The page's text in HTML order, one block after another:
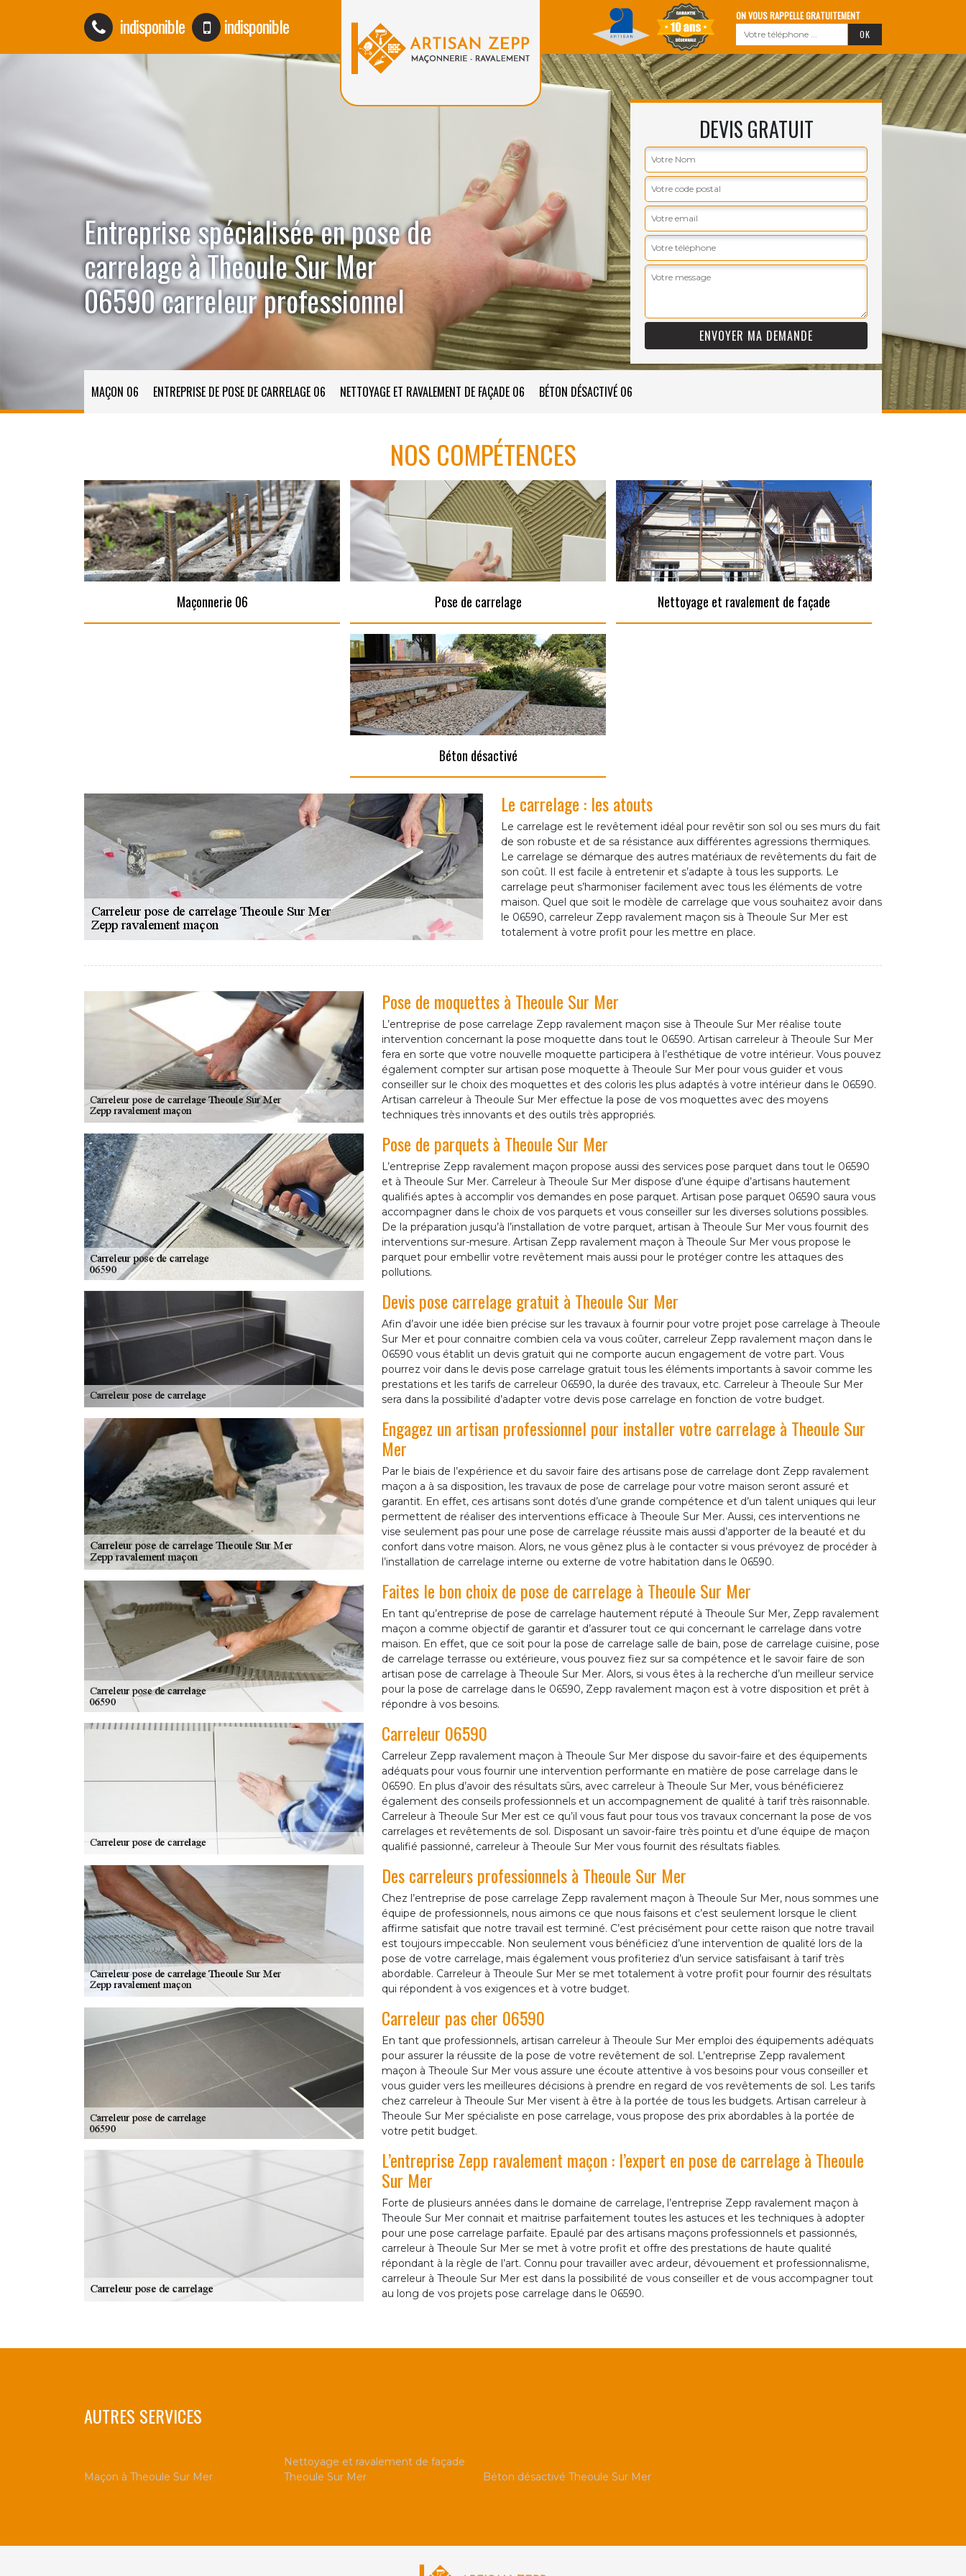
indisponible indisponible ON VOUS RAPPELLE GRATUITEMENT
Entreprise spécialisée en pose de
carrelage à Theoule Sur Mer
06590 carreleur professionnel
DEVIS GRATUIT
MAÇON 06 ENTREPRISE DE POSE DE CARRELAGE 06 NETTOYAGE ET RAVALEMENT DE FAÇADE 06 BÉTON DÉSACTIVÉ 06
NOS COMPÉTENCES
Maçonnerie 06 Pose de carrelage Nettoyage et ravalement de façade
Béton désactivé
Le carrelage : les atouts
Le carrelage est le revêtement idéal pour revêtir son sol ou ses murs du fait
de son robuste et de sa résistance aux différentes agressions thermiques.
Le carrelage se démarque des autres matériaux de revêtements du fait de
son coût. Il est facile à entretenir et s’adapte à tous les supports. Le
carrelage peut s’harmoniser facilement avec tous les éléments de votre
maison. Quel que soit le modèle de carrelage que vous souhaitez avoir dans
le 06590, carreleur Zepp ravalement maçon sis à Theoule Sur Mer est
totalement à votre profit pour les mettre en place.
Pose de moquettes à Theoule Sur Mer
L’entreprise de pose carrelage Zepp ravalement maçon sise à Theoule Sur Mer réalise toute
intervention concernant la pose moquette dans tout le 06590. Artisan carreleur à Theoule Sur Mer
fera en sorte que votre nouvelle moquette participera à l’esthétique de votre intérieur. Vous pouvez
également compter sur artisan pose moquette à Theoule Sur Mer pour vous guider et vous
conseiller sur le choix des moquettes et des coloris les plus adaptés à votre intérieur dans le 06590.
Artisan carreleur à Theoule Sur Mer effectue la pose de vos moquettes avec des moyens
techniques très innovants et des outils très appropriés.
Pose de parquets à Theoule Sur Mer
L’entreprise Zepp ravalement maçon propose aussi des services pose parquet dans tout le 06590
et à Theoule Sur Mer. Carreleur à Theoule Sur Mer dispose d’une équipe d’artisans hautement
qualifiés aptes à accomplir vos demandes en pose parquet. Artisan pose parquet 06590 saura vous
accompagner dans le choix de vos parquets et vous conseiller sur les diverses solutions possibles.
De la préparation jusqu’à l’installation de votre parquet, artisan à Theoule Sur Mer vous fournit des
interventions sur-mesure. Artisan Zepp ravalement maçon à Theoule Sur Mer vous propose le
parquet pour embellir votre revêtement mais aussi pour le protéger contre les attaques des
pollutions.
Devis pose carrelage gratuit à Theoule Sur Mer
Afin d’avoir une idée bien précise sur les travaux à fournir pour votre projet pose carrelage à Theoule
Sur Mer et pour connaitre combien cela va vous coûter, carreleur Zepp ravalement maçon dans le
06590 vous établit un devis gratuit qui ne comporte aucun engagement de votre part. Vous
pourrez voir dans le devis pose carrelage gratuit tous les éléments importants à savoir comme les
prestations et les tarifs de carreleur 06590, la durée des travaux, etc. Carreleur à Theoule Sur Mer
sera dans la possibilité d’adapter votre devis pose carrelage en fonction de votre budget.
Engagez un artisan professionnel pour installer votre carrelage à Theoule Sur
Mer
Par le biais de l’expérience et du savoir faire des artisans pose de carrelage dont Zepp ravalement
maçon a à sa disposition, les travaux de pose de carrelage pour votre maison seront assuré et
garantit. En effet, ces artisans sont dotés d’une grande compétence et d’un talent uniques qui leur
permettent de réaliser des interventions efficace à Theoule Sur Mer. Aussi, ces interventions ne
vise seulement pas pour une pose de carrelage réussite mais aussi d’apporter de la beauté et du
confort dans votre maison. Alors, ne vous gênez plus à le contacter si vous prévoyez de procéder à
l’installation de carrelage interne ou externe de votre habitation dans le 06590.
Faites le bon choix de pose de carrelage à Theoule Sur Mer
En tant qu’entreprise de pose de carrelage hautement réputé à Theoule Sur Mer, Zepp ravalement
maçon a comme objectif de garantir et d’assurer tout ce qui concernant le carrelage dans votre
maison. En effet, que ce soit pour la pose de carrelage salle de bain, pose de carrelage cuisine, pose
de carrelage terrasse ou extérieure, vous pouvez fiez sur sa compétence et le savoir faire de son
artisan pose de carrelage à Theoule Sur Mer. Alors, si vous êtes à la recherche d’un meilleur service
pour la pose de carrelage dans le 06590, Zepp ravalement maçon est à votre disposition et prêt à
répondre à vos besoins.
Carreleur 06590
Carreleur Zepp ravalement maçon à Theoule Sur Mer dispose du savoir-faire et des équipements
adéquats pour vous fournir une intervention performante en matière de pose carrelage dans le
06590. En plus d’avoir des résultats sûrs, avec carreleur à Theoule Sur Mer, vous bénéficierez
également des conseils professionnels et un accompagnement de qualité à tarif très raisonnable.
Carreleur à Theoule Sur Mer est ce qu’il vous faut pour tous vos travaux concernant la pose de vos
carrelages et revêtements de sol. Disposant un savoir-faire très pointu et d’une équipe de maçon
qualifié passionné, carreleur à Theoule Sur Mer vous fournit des résultats fiables.
Des carreleurs professionnels à Theoule Sur Mer
Chez l’entreprise de pose carrelage Zepp ravalement maçon à Theoule Sur Mer, nous sommes une
équipe de professionnels, nous aimons ce que nous faisons et c’est seulement lorsque le client
affirme satisfait que notre travail est terminé. C’est précisément pour cette raison que notre travail
est toujours impeccable. Non seulement vous bénéficiez d’une intervention de qualité lors de la
pose de votre carrelage, mais également vous profiteriez d’un service satisfaisant à tarif très
abordable. Carreleur à Theoule Sur Mer se met totalement à votre profit pour fournir des résultats
qui répondent à vos exigences et à votre budget.
Carreleur pas cher 06590
En tant que professionnels, artisan carreleur à Theoule Sur Mer emploi des équipements adéquats
pour assurer la réussite de la pose de votre revêtement de sol. L’entreprise Zepp ravalement
maçon à Theoule Sur Mer vous assure une écoute attentive à vos besoins pour vous conseiller et
vous guider vers les meilleures décisions à prendre en regard de vos revêtements de sol. Les tarifs
chez carreleur à Theoule Sur Mer visent à être à la portée de tous les budgets. Artisan carreleur à
Theoule Sur Mer spécialiste en pose carrelage, vous propose des prix abordables à la portée de
votre petit budget.
L’entreprise Zepp ravalement maçon : l’expert en pose de carrelage à Theoule
Sur Mer
Forte de plusieurs années dans le domaine de carrelage, l’entreprise Zepp ravalement maçon à
Theoule Sur Mer connait et maitrise parfaitement toutes les astuces et les techniques à adopter
pour une pose carrelage parfaite. Epaulé par des artisans maçons professionnels et passionnés,
carreleur à Theoule Sur Mer se met à votre profit et offre des prestations de haute qualité
répondant à la règle de l’art. Connu pour travailler avec ardeur, dévouement et professionnalisme,
carreleur à Theoule Sur Mer est dans la possibilité de vous conseiller et de vous accompagner tout
au long de vos projets pose carrelage dans le 06590.
AUTRES SERVICES
Maçon à Theoule Sur Mer
Nettoyage et ravalement de façade
Theoule Sur Mer
Béton désactivé Theoule Sur Mer